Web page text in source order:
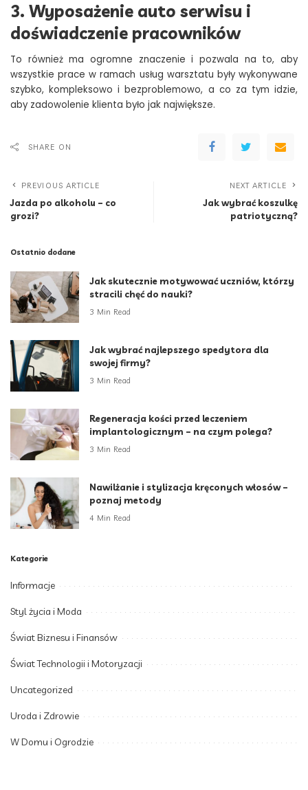
3. Wyposażenie auto serwisu i
doświadczenie pracowników
To również ma ogromne znaczenie i pozwala na to, aby
wszystkie prace w ramach usług warsztatu były wykonywane
szybko, kompleksowo i bezproblemowo, a co za tym idzie,
aby zadowolenie klienta było jak największe.
SHARE ON
PREVIOUS ARTICLE
Jazda po alkoholu – co
grozi?
NEXT ARTICLE
Jak wybrać koszulkę
patriotyczną?
Ostatnio dodane
Jak skutecznie motywować uczniów, którzy
stracili chęć do nauki?
3 Min Read
Jak wybrać najlepszego spedytora dla
swojej firmy?
3 Min Read
Regeneracja kości przed leczeniem
implantologicznym – na czym polega?
3 Min Read
Nawilżanie i stylizacja kręconych włosów –
poznaj metody
4 Min Read
Kategorie
Informacje
Styl życia i Moda
Świat Biznesu i Finansów
Świat Technologii i Motoryzacji
Uncategorized
Uroda i Zdrowie
W Domu i Ogrodzie